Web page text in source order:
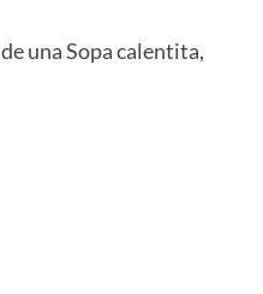
de una Sopa calentita,